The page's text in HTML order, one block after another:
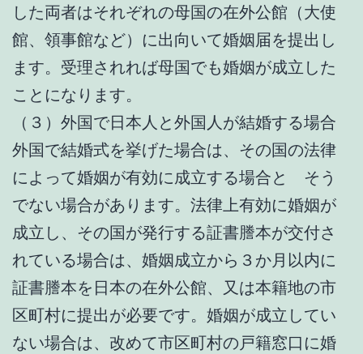
した両者はそれぞれの母国の在外公館（大使
館、領事館など）に出向いて婚姻届を提出し
ます。受理されれば母国でも婚姻が成立した
ことになります。
（３）外国で日本人と外国人が結婚する場合
外国で結婚式を挙げた場合は、その国の法律
によって婚姻が有効に成立する場合と そう
でない場合があります。法律上有効に婚姻が
成立し、その国が発行する証書謄本が交付さ
れている場合は、婚姻成立から３か月以内に
証書謄本を日本の在外公館、又は本籍地の市
区町村に提出が必要です。婚姻が成立してい
ない場合は、改めて市区町村の戸籍窓口に婚